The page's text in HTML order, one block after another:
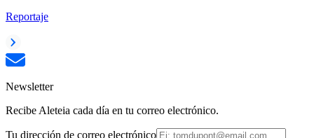
Reportaje
Newsletter
Recibe Aleteia cada día en tu correo electrónico.
Tu dirección de correo electrónico